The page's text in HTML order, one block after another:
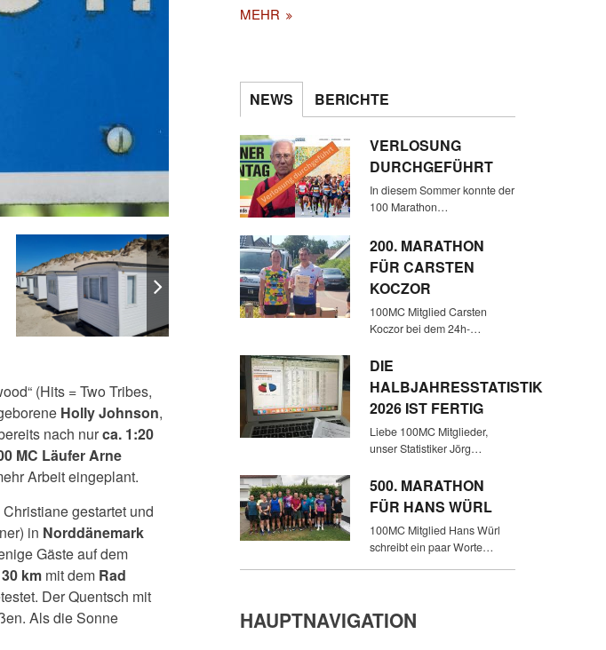
KURZ VOR DEM START DES
MARATHONFELDES ABER
NOCH EIN PAAR BILDER DER
GEGEND
(Hits = Two Tribes,
Holly Johnson,
nach nurca. 1:20
MC Läufer Arne
Arbeit eingeplant.
gestartet und
in Norddänemark
Gäste auf dem
30 km mit dem Rad
Der Quentsch mit
Als die Sonne
MEHR
NEWS BERICHTE
VERLOSUNG
DURCHGEFÜHRT
In diesem Sommer konnte der
100 Marathon…
200. MARATHON
FÜR CARSTEN
KOCZOR
100MC Mitglied Carsten
Koczor bei dem 24h-…
DIE
HALBJAHRESSTATISTIK
2026 IST FERTIG
Liebe 100MC Mitglieder,
unser Statistiker Jörg…
500. MARATHON
FÜR HANS WÜRL
100MC Mitglied Hans Würl
schreibt ein paar Worte…
HAUPTNAVIGATION